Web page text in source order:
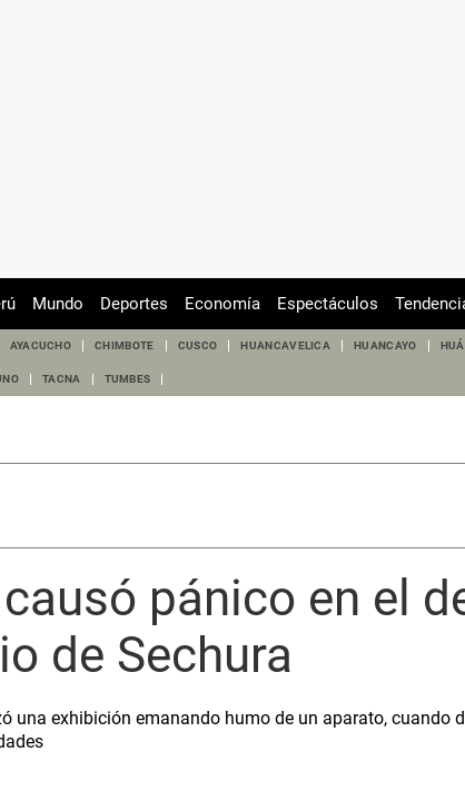
Mundo Deportes Economía Espectáculos
AYACUCHO CHIMBOTE CUSCO HUANCAVELICA HUANCAYO
TACNA TUMBES
pánico en el
de Sechura
una exhibición emanando humo de un aparato, cuando